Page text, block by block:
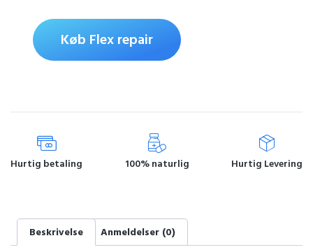
Køb Flex repair
Hurtig betaling 100% naturlig Hurtig Levering
Beskrivelse Anmeldelser (0)